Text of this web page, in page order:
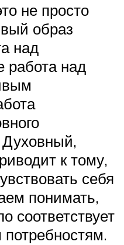
не просто
образ
над
работа над
Духовный,
к тому,
себя
понимать,
соответствует